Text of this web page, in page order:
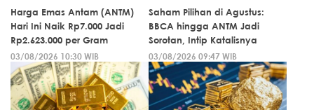
Harga Emas Antam (ANTM)
Hari Ini Naik Rp7.000 Jadi
Rp2.623.000 per Gram
03/08/2026 10:30 WIB
Saham Pilihan di Agustus:
BBCA hingga ANTM Jadi
Sorotan, Intip Katalisnya
03/08/2026 09:47 WIB